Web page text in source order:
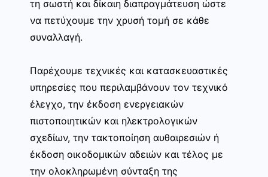
τη σωστή και δίκαιη διαπραγμάτευση ώστε
να πετύχουμε την χρυσή τομή σε κάθε
συναλλαγή.
Παρέχουμε τεχνικές και κατασκευαστικές
υπηρεσίες που περιλαμβάνουν τον τεχνικό
έλεγχο, την έκδοση ενεργειακών
πιστοποιητικών και ηλεκτρολογικών
σχεδίων, την τακτοποίηση αυθαιρεσιών ή
έκδοση οικοδομικών αδειών και τέλος με
την ολοκληρωμένη σύνταξη της